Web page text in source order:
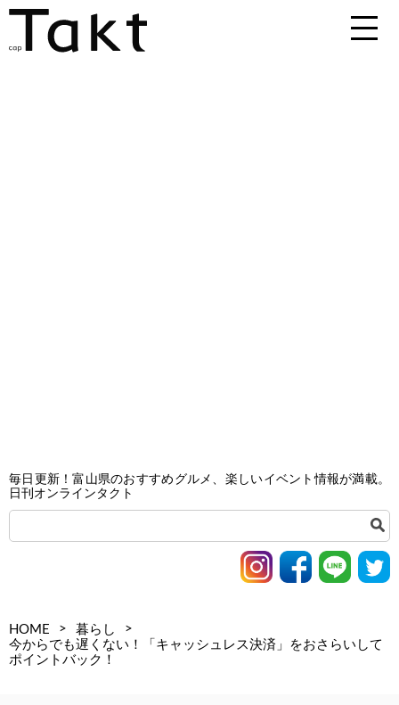
毎日更新！富山県のおすすめグルメ、楽しいイベント情報が満載。
日刊オンラインタクト
HOME > 暮らし
>
今からでも遅くない！「キャッシュレス決済」をおさらいして
ポイントバック！